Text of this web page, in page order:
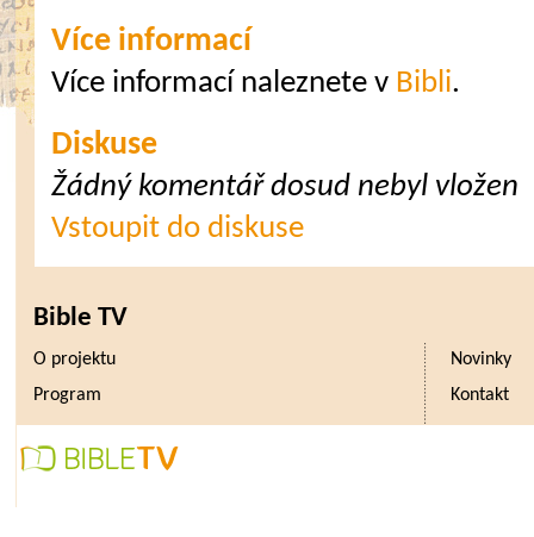
Více informací
Více informací naleznete v Bibli.
Diskuse
Žádný komentář dosud nebyl vložen
Vstoupit do diskuse
Bible TV
O projektu
Novinky
Program
Kontakt